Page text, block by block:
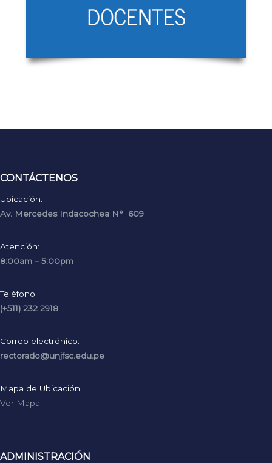
CONTÁCTENOS
Ubicación:
Av. Mercedes Indacochea N° 609
Atención:
8:00am – 5:00pm
Teléfono:
(+511) 232 2918
Correo electrónico:
rectorado@unjfsc.edu.pe
Mapa de Ubicación:
Ver Mapa
ADMINISTRACIÓN